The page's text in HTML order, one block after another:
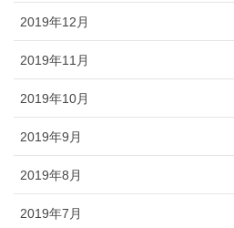
2019年12月
2019年11月
2019年10月
2019年9月
2019年8月
2019年7月